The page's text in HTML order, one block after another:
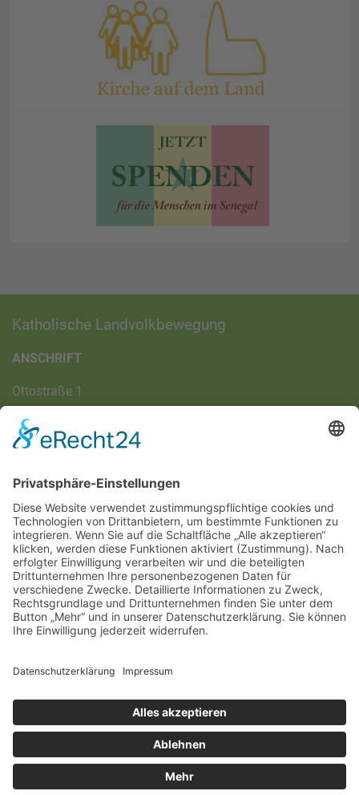
Katholische Landvolkbewegung
ANSCHRIFT
Ottostraße 1
DIREKT-KONTAKT
Telefon: (09 31) 3 86 - 63 7 21
Du findest uns auf Facebook
Impressum|Datenschutz|Sitemap|Cookie-Einstellungen